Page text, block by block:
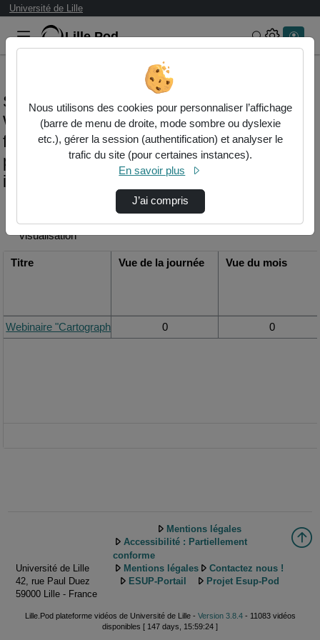
Université de Lille
Lille.Pod Rechercher
Statistiques de visualisation de la vidéo
Webinaire "cartographie des obstacles et
facilitateurs dans le parcours de vie des
personnes avec une déficience
intellectuelle" - projet i said
visualisation
Titre Vue de la journée Vue du mois
Webinaire "Cartographie des obstacles et facilitateurs dans le
0 0
Université de Lille
42, rue Paul Duez
59000 Lille - France
Mentions légales
Accessibilité : Partiellement
conforme
Mentions légales
Contactez nous !
ESUP-Portail
Projet Esup-Pod
Lille.Pod plateforme vidéos de Université de Lille - Version 3.8.4- 11083 vidéos
disponibles [ 147 days, 15:59:24 ]
Nous utilisons des cookies pour personnaliser l’affichage
(barre de menu de droite, mode sombre ou dyslexie
etc.), gérer la session (authentification) et analyser le
trafic du site (pour certaines instances).
En savoir plus
J’ai compris